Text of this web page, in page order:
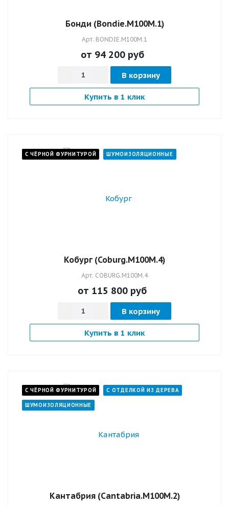
Бонди (Bondie.M100M.1)
Арт. BONDIE.M100M.1
от 94 200 руб
В корзину
Купить в 1 клик
С ЧЁРНОЙ ФУРНИТУРОЙ ШУМОИЗОЛЯЦИОННЫЕ
Кобург (Coburg.M100M.4)
Арт. COBURG.M100M.4
от 115 800 руб
В корзину
Купить в 1 клик
С ЧЁРНОЙ ФУРНИТУРОЙ С ОТДЕЛКОЙ ИЗ ДЕРЕВА
ШУМОИЗОЛЯЦИОННЫЕ
Кантабрия (Cantabria.M100M.2)